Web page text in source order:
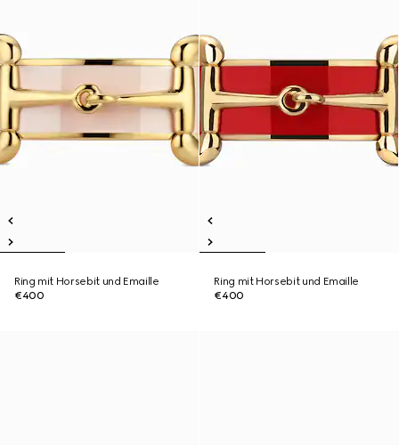
Ring mit Horsebit und Emaille
€400
Ring mit Horsebit und Emaille
€400